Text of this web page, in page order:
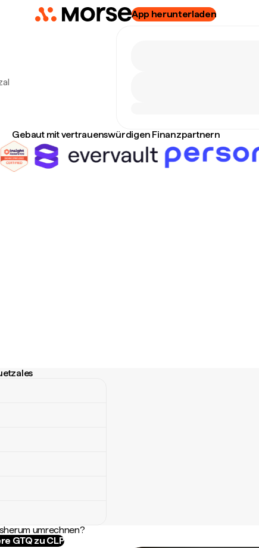
App herunterladen
Gebaut mit vertrauenswürdigen Finanzpartnern
umrechnen?
GTQ zu CLP